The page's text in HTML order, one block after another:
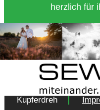
herzlich für
Copyright 2018 -
Kupferdreh